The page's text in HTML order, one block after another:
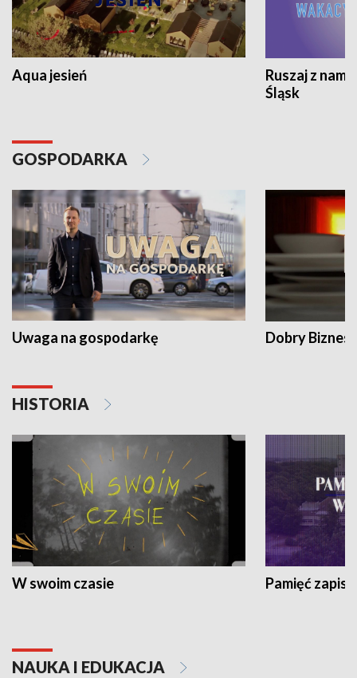
Aqua jesień
Ruszaj z
Śląsk
GOSPODARKA
Uwaga na gospodarkę Dobry Biznes
HISTORIA
W swoim czasie Pamięć
NAUKA I EDUKACJA